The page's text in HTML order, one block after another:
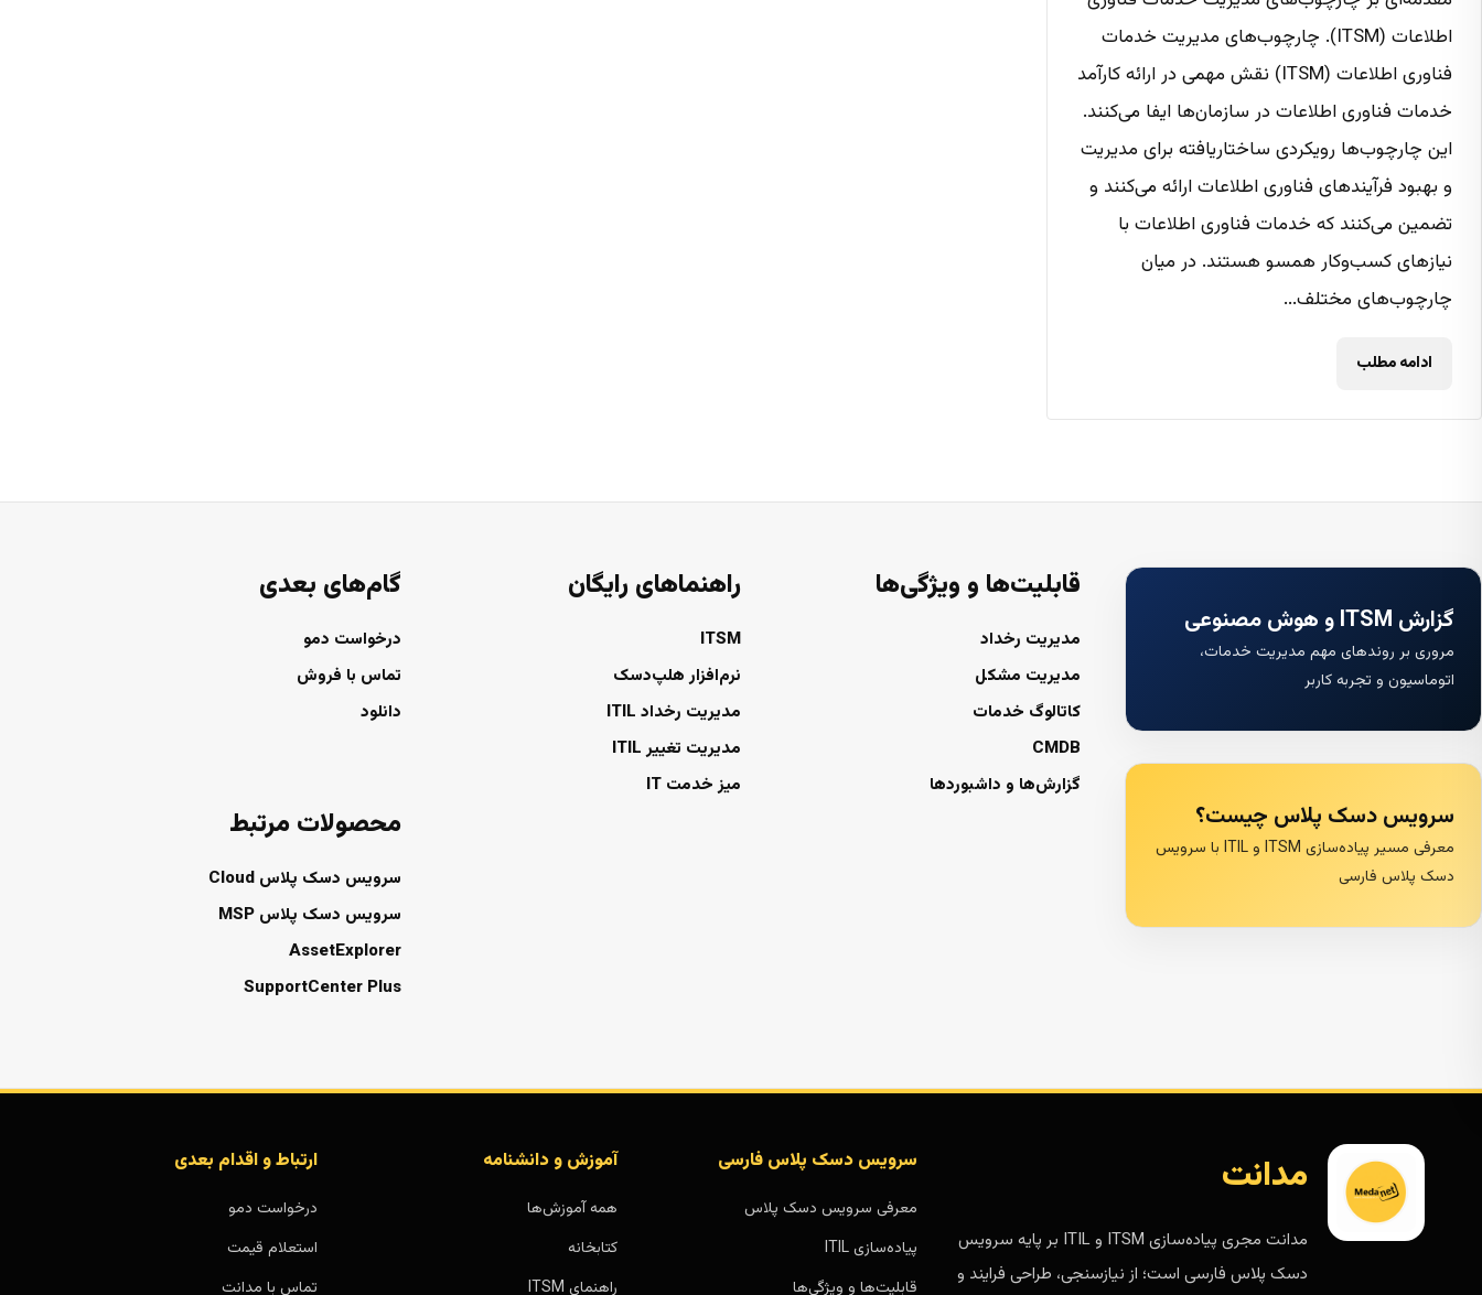
اطلاعات (ITSM). چارچوب‌های مدیریت خدمات
فناوری اطلاعات (ITSM) نقش مهمی در ارائه کارآمد
خدمات فناوری اطلاعات در سازمان‌ها ایفا می‌کنند.
این چارچوب‌ها رویکردی ساختاریافته برای مدیریت
و بهبود فرآیندهای فناوری اطلاعات ارائه می‌کنند و
تضمین می‌کنند که خدمات فناوری اطلاعات با
نیازهای کسب‌وکار همسو هستند. در میان
چارچوب‌های مختلف...
ادامه مطلب
گزارش ITSM و هوش مصنوعی
مروری بر روندهای مهم مدیریت خدمات،
اتوماسیون و تجربه کاربر
سرویس دسک پلاس چیست؟
معرفی مسیر پیاده‌سازی ITSM و ITIL با سرویس
دسک پلاس فارسی
قابلیت‌ها و ویژگی‌ها
مدیریت رخداد
مدیریت مشکل
کاتالوگ خدمات
CMDB
گزارش‌ها و داشبوردها
راهنماهای رایگان
ITSM
نرم‌افزار هلپ‌دسک
مدیریت رخداد ITIL
مدیریت تغییر ITIL
میز خدمت IT
گام‌های بعدی
درخواست دمو
تماس با فروش
دانلود
محصولات مرتبط
سرویس دسک پلاس Cloud
سرویس دسک پلاس MSP
AssetExplorer
SupportCenter Plus
مدانت
مدانت مجری پیاده‌سازی ITSM و ITIL بر پایه سرویس
دسک پلاس فارسی است؛ از نیازسنجی، طراحی فرایند و
سرویس دسک پلاس فارسی
معرفی سرویس دسک پلاس
پیاده‌سازی ITIL
قابلیت‌ها و ویژگی‌ها
آموزش و دانشنامه
همه آموزش‌ها
کتابخانه
راهنمای ITSM
ارتباط و اقدام بعدی
درخواست دمو
استعلام قیمت
تماس با مدانت